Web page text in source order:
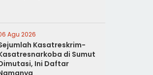
Agu 2026
Kasatreskrim-
di Sumut
Ini Daftar